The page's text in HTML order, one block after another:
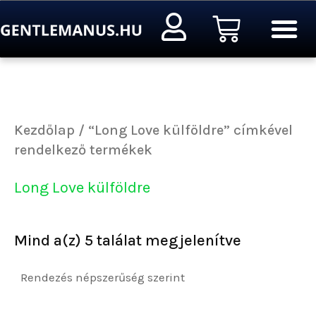
a
Kosár
Kezdőlap / “Long Love külföldre” címkével
rendelkező termékek
Long Love külföldre
Mind a(z) 5 találat megjelenítve
Sorted
popularity